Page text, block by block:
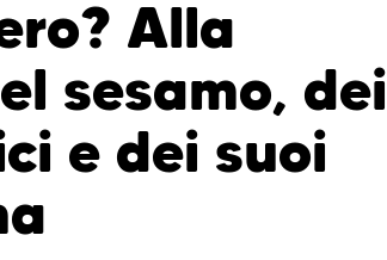
Alla
sesamo, dei
e dei suoi